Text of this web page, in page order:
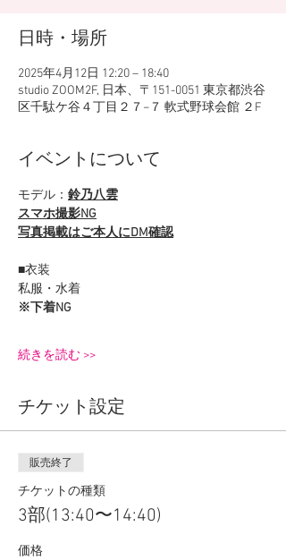
日時・場所
2025年4月12日 12:20 – 18:40
studio ZOOM2F, 日本、〒151-0051 東京都渋谷
区千駄ケ谷４丁目２７−７ 軟式野球会館 ２F
イベントについて
モデル： 鈴乃八雲
スマホ撮影NG
写真掲載はご本人にDM確認
■衣装
私服・水着
※下着NG
続きを読む >>
チケット設定
販売終了
チケットの種類
3部(13:40〜14:40)
価格